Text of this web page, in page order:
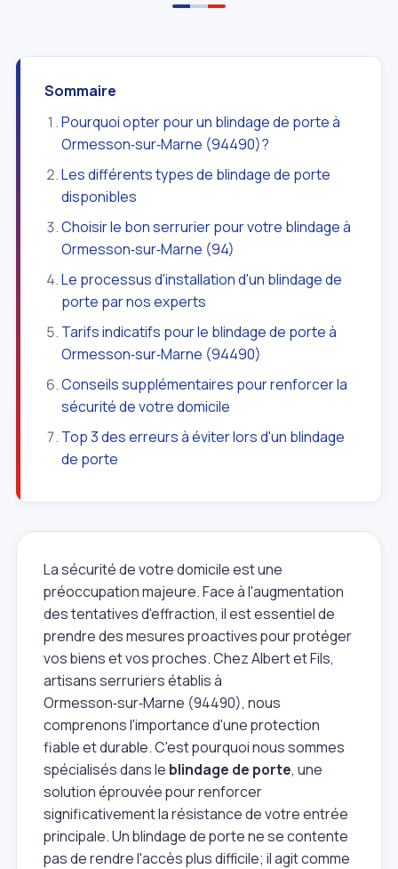
Sommaire
Pourquoi opter pour un blindage de porte à
Ormesson‑sur‑Marne (94490)?
Les différents types de blindage de porte
disponibles
Choisir le bon serrurier pour votre blindage à
Ormesson‑sur‑Marne (94)
Le processus d'installation d'un blindage de
porte par nos experts
Tarifs indicatifs pour le blindage de porte à
Ormesson‑sur‑Marne (94490)
Conseils supplémentaires pour renforcer la
sécurité de votre domicile
Top 3 des erreurs à éviter lors d'un blindage
de porte
La sécurité de votre domicile est une
préoccupation majeure. Face à l'augmentation
des tentatives d'effraction, il est essentiel de
prendre des mesures proactives pour protéger
vos biens et vos proches. Chez Albert et Fils,
artisans serruriers établis à
Ormesson‑sur‑Marne (94490), nous
comprenons l'importance d'une protection
fiable et durable. C'est pourquoi nous sommes
spécialisés dans le blindage de porte, une
solution éprouvée pour renforcer
significativement la résistance de votre entrée
principale. Un blindage de porte ne se contente
pas de rendre l'accès plus difficile; il agit comme